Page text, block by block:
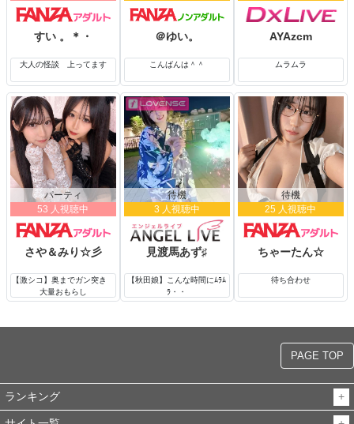
すい 。＊・
大人の怪談 上ってます
＠ゆい。
こんばんは＾＾
AYAzcm
ムラムラ
パーティ
53 人視聴中
さや＆みり☆彡
【激シコ】奥までガン突き
大量おもらし
待機
3 人視聴中
見渡馬あず♯
【秋田娘】こんな時間にﾑﾗﾑ
ﾗ・・
待機
25 人視聴中
ちゃーたん☆
待ち合わせ
PAGE TOP
ランキング